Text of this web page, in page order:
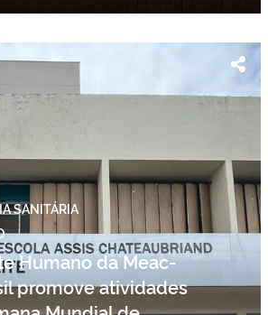
SANITÁRIA
Humano da Meac-
promove atividades